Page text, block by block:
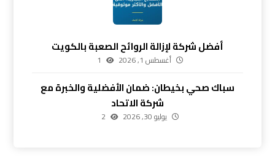
أفضل شركة لإزالة الروائح الصعبة بالكويت
أغسطس 1, 2026 1
سباك صحي بخيطان: ضمان الأفضلية والخبرة مع
شركة الاتحاد
يوليو 30, 2026 2